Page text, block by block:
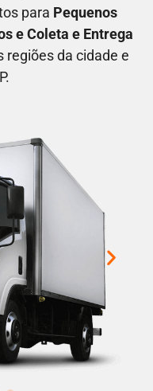
para Pequenos
e Coleta e Entrega
da cidade e